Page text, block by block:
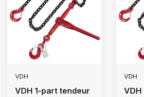
VDH
VDH 1-part tendeur
VDH
VDH 1-part tendeur